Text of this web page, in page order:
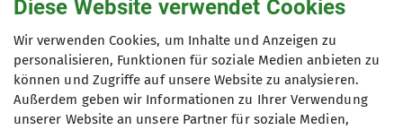
Maximale Teilnehmeranzahl
4
Diese Website verwendet Cookies
Wir verwenden Cookies, um Inhalte und Anzeigen zu
personalisieren, Funktionen für soziale Medien anbieten zu
können und Zugriffe auf unsere Website zu analysieren.
Außerdem geben wir Informationen zu Ihrer Verwendung
unserer Website an unsere Partner für soziale Medien,